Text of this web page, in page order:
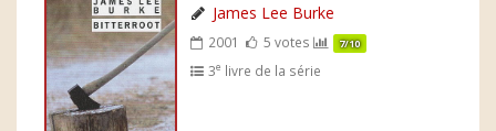
James Lee Burke
2001 5 votes 7/10
3e livre de la série